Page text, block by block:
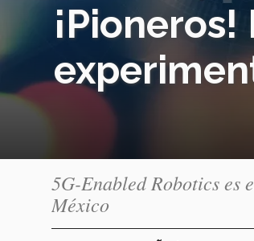
5G-Enabled Robotics es
México